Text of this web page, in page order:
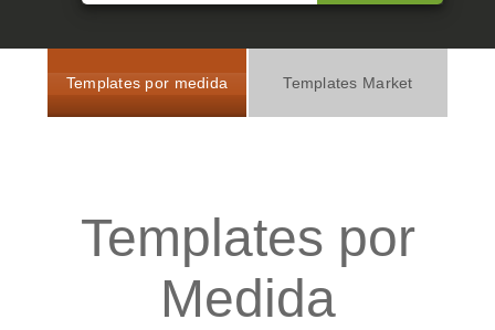
Templates por medida Templates Market
Templates por
Medida